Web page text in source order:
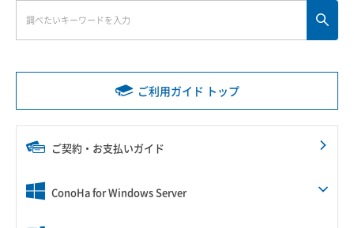
ご利用ガイド トップ
ご契約・お支払いガイド
ConoHa for Windows Server